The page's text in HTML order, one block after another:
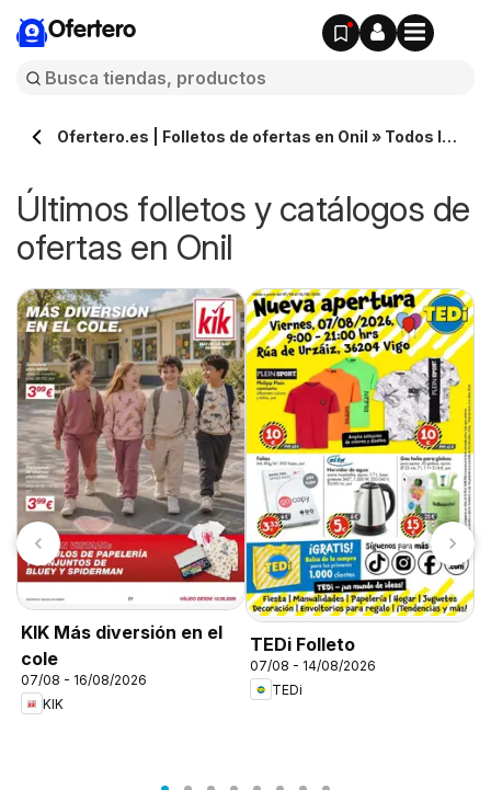
Ofertero
Ofertero.es | Folletos de ofertas en Onil » Todos los
Últimos folletos y catálogos de
ofertas en Onil
KIK Más diversión en el
cole
07/08 - 16/08/2026
KIK
TEDi Folleto
07/08 - 14/08/2026
TEDi